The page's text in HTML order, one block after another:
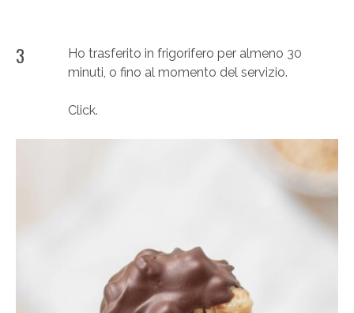
3
Ho trasferito in frigorifero per almeno 30
minuti, o fino al momento del servizio.
Click.